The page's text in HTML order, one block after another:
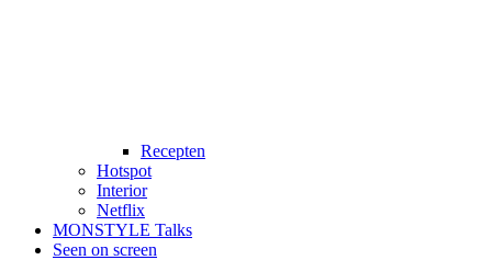
Recepten
Hotspot
Interior
Netflix
MONSTYLE Talks
Seen on screen